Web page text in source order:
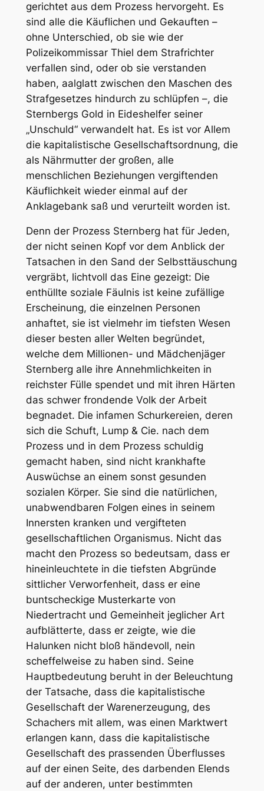
gerichtet aus dem Prozess hervorgeht. Es
sind alle die Käuflichen und Gekauften –
ohne Unterschied, ob sie wie der
Polizeikommissar Thiel dem Strafrichter
verfallen sind, oder ob sie verstanden
haben, aalglatt zwischen den Maschen des
Strafgesetzes hindurch zu schlüpfen –, die
Sternbergs Gold in Eideshelfer seiner
„Unschuld“ verwandelt hat. Es ist vor Allem
die kapitalistische Gesellschaftsordnung, die
als Nährmutter der großen, alle
menschlichen Beziehungen vergiftenden
Käuflichkeit wieder einmal auf der
Anklagebank saß und verurteilt worden ist.
Denn der Prozess Sternberg hat für Jeden,
der nicht seinen Kopf vor dem Anblick der
Tatsachen in den Sand der Selbsttäuschung
vergräbt, lichtvoll das Eine gezeigt: Die
enthüllte soziale Fäulnis ist keine zufällige
Erscheinung, die einzelnen Personen
anhaftet, sie ist vielmehr im tiefsten Wesen
dieser besten aller Welten begründet,
welche dem Millionen- und Mädchenjäger
Sternberg alle ihre Annehmlichkeiten in
reichster Fülle spendet und mit ihren Härten
das schwer frondende Volk der Arbeit
begnadet. Die infamen Schurkereien, deren
sich die Schuft, Lump & Cie. nach dem
Prozess und in dem Prozess schuldig
gemacht haben, sind nicht krankhafte
Auswüchse an einem sonst gesunden
sozialen Körper. Sie sind die natürlichen,
unabwendbaren Folgen eines in seinem
Innersten kranken und vergifteten
gesellschaftlichen Organismus. Nicht das
macht den Prozess so bedeutsam, dass er
hineinleuchtete in die tiefsten Abgründe
sittlicher Verworfenheit, dass er eine
buntscheckige Musterkarte von
Niedertracht und Gemeinheit jeglicher Art
aufblätterte, dass er zeigte, wie die
Halunken nicht bloß händevoll, nein
scheffelweise zu haben sind. Seine
Hauptbedeutung beruht in der Beleuchtung
der Tatsache, dass die kapitalistische
Gesellschaft der Warenerzeugung, des
Schachers mit allem, was einen Marktwert
erlangen kann, dass die kapitalistische
Gesellschaft des prassenden Überflusses
auf der einen Seite, des darbenden Elends
auf der anderen, unter bestimmten